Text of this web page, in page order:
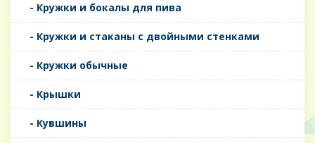
- Кружки и бокалы для пива
- Кружки и стаканы с двойными стенками
- Кружки обычные
- Крышки
- Кувшины